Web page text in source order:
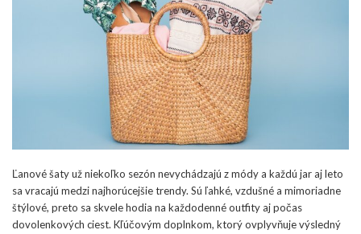
Ľanové šaty už niekoľko sezón nevychádzajú z módy a každú jar aj leto
sa vracajú medzi najhorúcejšie trendy. Sú ľahké, vzdušné a mimoriadne
štýlové, preto sa skvele hodia na každodenné outfity aj počas
dovolenkových ciest. Kľúčovým doplnkom, ktorý ovplyvňuje výsledný